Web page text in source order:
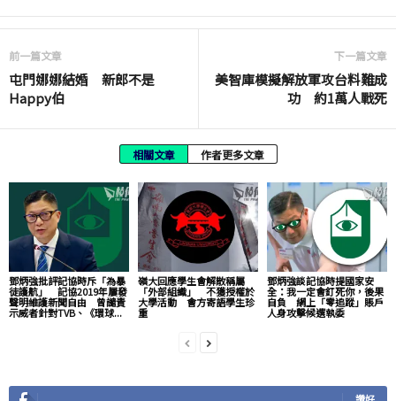
前一篇文章
屯門娜娜結婚 新郎不是
Happy伯
下一篇文章
美智庫模擬解放軍攻台料難成
功 約1萬人戰死
相關文章 作者更多文章
鄧炳強批評記協時斥「為暴
徒護航」 記協2019年屢發
聲明維護新聞自由 曾譴責
示威者針對TVB、《環球...
嶺大回應學生會解散稱屬
「外部組織」 不獲授權於
大學活動 會方寄語學生珍
重
鄧炳強談記協時提國家安
全：我一定會釘死你，後果
自負 網上「零追蹤」賬戶
人身攻擊候選執委